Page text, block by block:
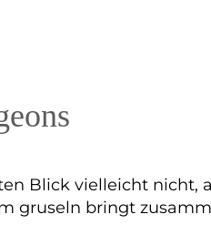
Blick vielleicht
gruseln bringt